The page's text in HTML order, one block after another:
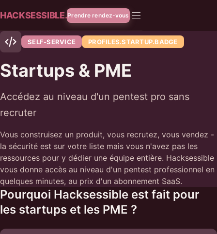
HACKSESSIBLE.Prendre rendez-vous
SELF-SERVICE PROFILES.STARTUP.BADGE
Startups & PME
Accédez au niveau d'un pentest pro sans
recruter
Vous construisez un produit, vous recrutez, vous vendez -
la sécurité est sur votre liste mais vous n'avez pas les
ressources pour y dédier une équipe entière. Hacksessible
vous donne accès au niveau d'un pentest professionnel en
quelques minutes, au prix d'un abonnement SaaS.
Pourquoi Hacksessible est fait pour
les startups et les PME ?